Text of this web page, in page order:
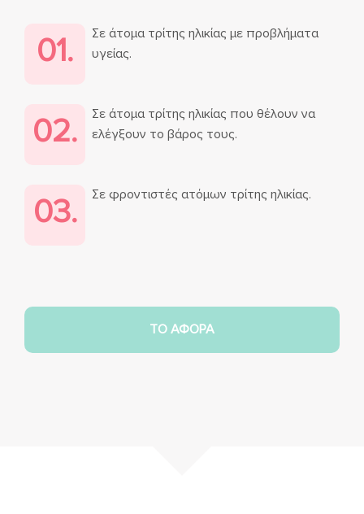
01.
Σε άτομα τρίτης ηλικίας με προβλήματα
υγείας.
02.
Σε άτομα τρίτης ηλικίας που θέλουν να
ελέγξουν το βάρος τους.
03. Σε φροντιστές ατόμων τρίτης ηλικίας.
TO ΑΦΟΡΑ